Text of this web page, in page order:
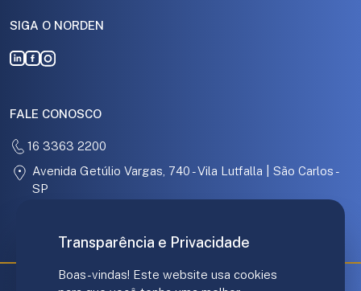
SIGA O NORDEN
FALE CONOSCO
16 3363 2200
Avenida Getúlio Vargas, 740 - Vila Lutfalla | São Carlos -
SP
Transparência e Privacidade
Boas-vindas! Este website usa cookies